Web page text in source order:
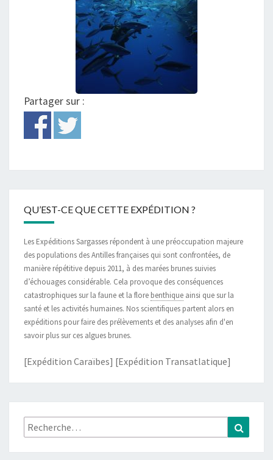
Partager sur :
QU’EST-CE QUE CETTE EXPÉDITION ?
Les Expéditions Sargasses répondent à une préoccupation majeure
des populations des Antilles françaises qui sont confrontées, de
manière répétitive depuis 2011, à des marées brunes suivies
d’échouages considérable. Cela provoque des conséquences
catastrophiques sur la faune et la flore benthique ainsi que sur la
santé et les activités humaines. Nos scientifiques partent alors en
expéditions pour faire des prélèvements et des analyses afin d'en
savoir plus sur ces algues brunes.
[Expédition Caraïbes] [Expédition Transatlatique]
Rechercher :